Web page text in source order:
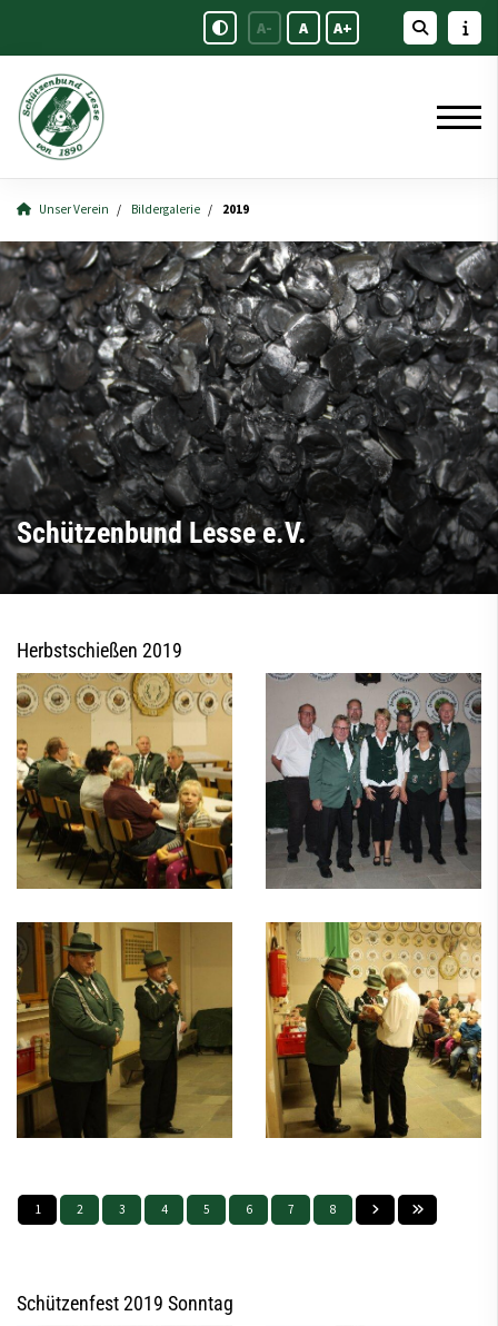
A- A A+
Unser Verein Bildergalerie 2019
Schützenbund Lesse e.V.
Herbstschießen 2019
1 2 3 4 5 6 7 8
Schützenfest 2019 Sonntag